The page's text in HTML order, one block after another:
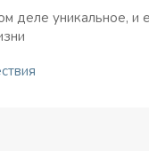
деле уникальное, и